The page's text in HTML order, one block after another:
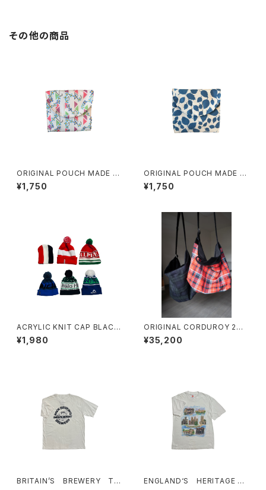
その他の商品
ORIGINAL POUCH MADE F
ROM FINNISH FABRIC(FLO
WER)
¥1,750
ORIGINAL POUCH MADE F
ROM FINNISH FABRIC(LEAV
ES)
¥1,750
ACRYLIC KNIT CAP BLACK/
WHITE/RED
¥1,980
ORIGINAL CORDUROY 2WA
Y SHOULDER BAG
¥35,200
BRITAIN’S BREWERY T-
ENGLAND‘S HERITAGE T-